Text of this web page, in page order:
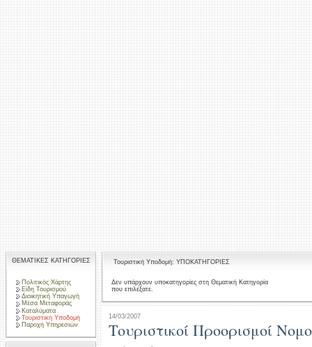
ΘΕΜΑΤΙΚΕΣ ΚΑΤΗΓΟΡΙΕΣ
Πολιτικός Χάρτης
Είδη Τουρισμού
Διοικητική Υπαγωγή
Μέσα Μεταφοράς
Καταλύματα
Τουριστική Υποδομή
Παροχή Υπηρεσιών
Τουριστική Υποδομή: ΥΠΟΚΑΤΗΓΟΡΙΕΣ
Δεν υπάρχουν υποκατηγορίες στη Θεματική Κατηγορία
που επιλέξατε.
14/03/2007
Τουριστικοί Προορισμοί